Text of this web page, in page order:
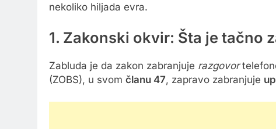
nekoliko hiljada evra.
1. Zakonski okvir: Šta je tačno
Zabluda je da zakon zabranjuje razgovor
(ZOBS), u svom članu 47, zapravo zabranjuje